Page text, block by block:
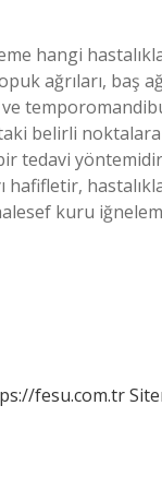
hangi
ağrıları, baş
belirli noktalara
tedavi
kuru
fesu.com.tr